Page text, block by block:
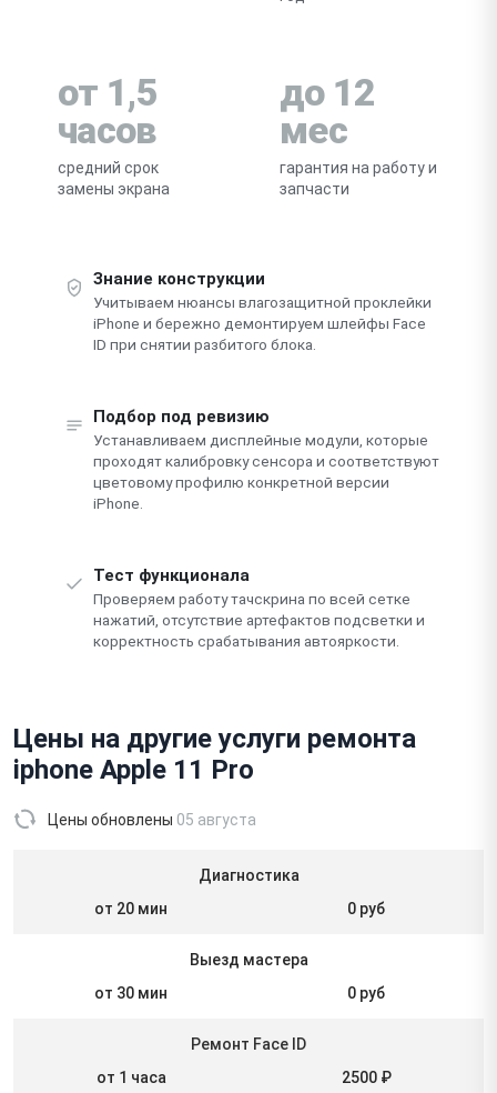
от 1,5
часов
средний срок
замены экрана
до 12
мес
гарантия на работу и
запчасти
Знание конструкции
Учитываем нюансы влагозащитной проклейки
iPhone и бережно демонтируем шлейфы Face
ID при снятии разбитого блока.
Подбор под ревизию
Устанавливаем дисплейные модули, которые
проходят калибровку сенсора и соответствуют
цветовому профилю конкретной версии
iPhone.
Тест функционала
Проверяем работу тачскрина по всей сетке
нажатий, отсутствие артефактов подсветки и
корректность срабатывания автояркости.
Цены на другие услуги ремонта
iphone Apple 11 Pro
Цены обновлены 05 августа
Диагностика
от 20 мин
0 руб
Выезд мастера
от 30 мин
0 руб
Ремонт Face ID
от 1 часа
2500 ₽